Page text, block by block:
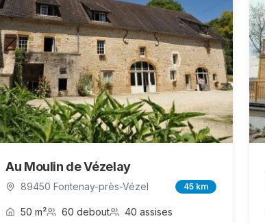
Au Moulin de Vézelay
89450 Fontenay-près-Vézel 45 km
50 m² 60 debout 40 assises